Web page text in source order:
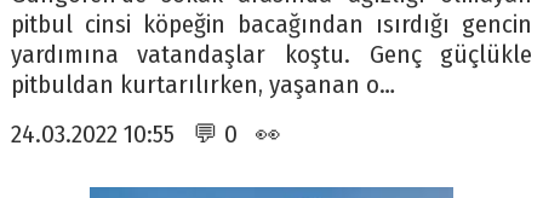
pitbul cinsi köpeğin bacağından ısırdığı gencin
yardımına vatandaşlar koştu. Genç güçlükle
pitbuldan kurtarılırken, yaşanan o…
24.03.2022 10:55 💬 0 👀